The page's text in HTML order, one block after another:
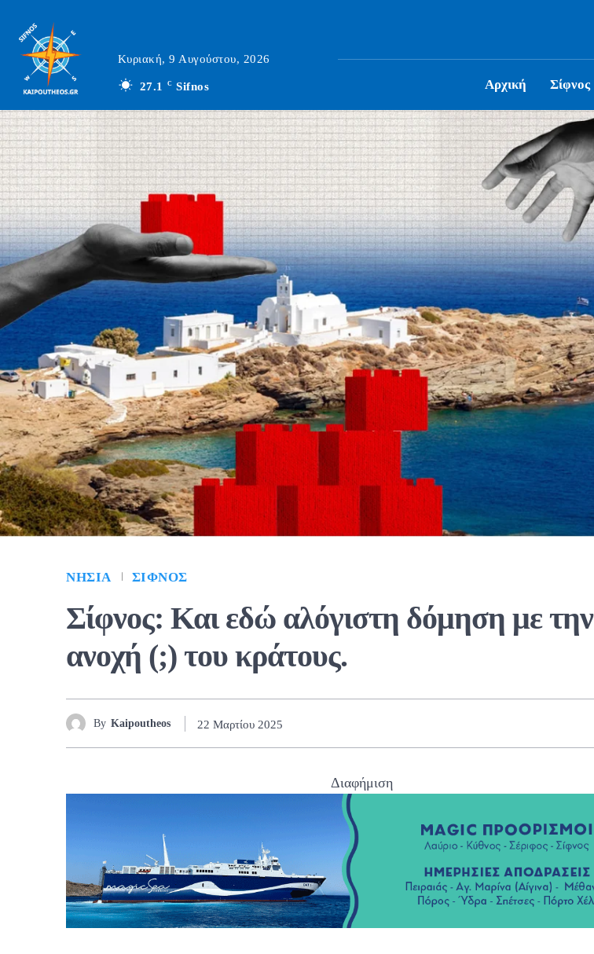
Κυριακή, 9 Αυγούστου, 2026
27.1 C Sifnos Αρχική Σίφνος
ΝΗΣΙΆ ΣΊΦΝΟΣ
Σίφνος: Και εδώ αλόγιστη δόμηση με την
ανοχή (;) του κράτους.
By Kaipoutheos 22 Μαρτίου 2025
Διαφήμιση